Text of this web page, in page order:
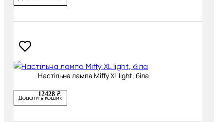
Настільна лампа Miffy XL light, біла
12428 ₴
Додати в кошик